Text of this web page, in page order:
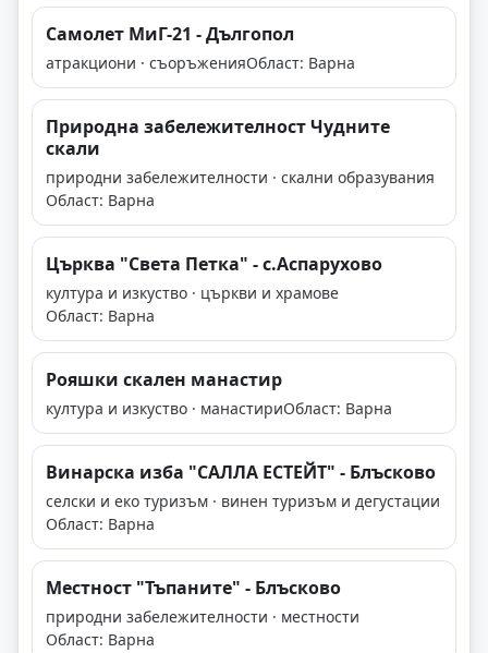
Самолет МиГ-21 - Дългопол
атракциони · съоръженияОбласт: Варна
Природна забележителност Чудните
скали
природни забележителности · скални образувания
Област: Варна
Църква "Света Петка" - с.Аспарухово
култура и изкуство · църкви и храмове
Област: Варна
Рояшки скален манастир
култура и изкуство · манастириОбласт: Варна
Винарска изба "САЛЛА ЕСТЕЙТ" - Блъсково
селски и еко туризъм · винен туризъм и дегустации
Област: Варна
Местност "Тъпаните" - Блъсково
природни забележителности · местности
Област: Варна